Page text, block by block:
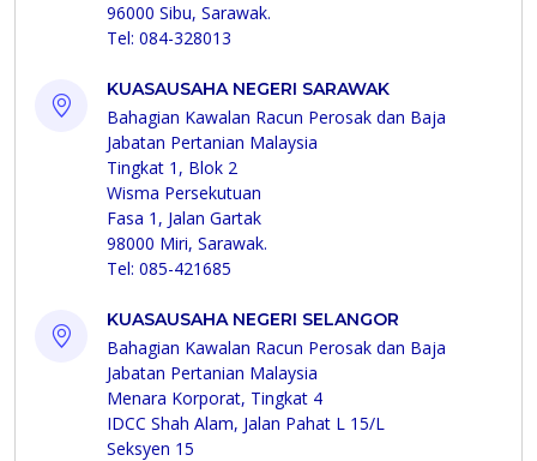
96000 Sibu, Sarawak.
Tel: 084-328013
KUASAUSAHA NEGERI SARAWAK
Bahagian Kawalan Racun Perosak dan Baja
Jabatan Pertanian Malaysia
Tingkat 1, Blok 2
Wisma Persekutuan
Fasa 1, Jalan Gartak
98000 Miri, Sarawak.
Tel: 085-421685
KUASAUSAHA NEGERI SELANGOR
Bahagian Kawalan Racun Perosak dan Baja
Jabatan Pertanian Malaysia
Menara Korporat, Tingkat 4
IDCC Shah Alam, Jalan Pahat L 15/L
Seksyen 15